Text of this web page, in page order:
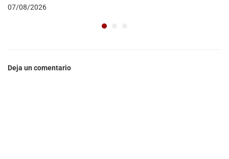
07/08/2026
Deja un comentario